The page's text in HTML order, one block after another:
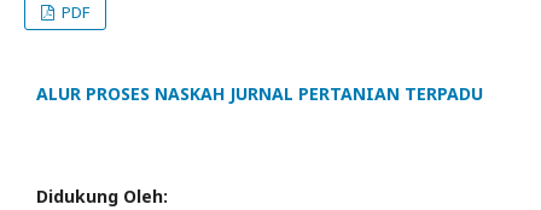
PDF
ALUR PROSES NASKAH JURNAL PERTANIAN TERPADU
Didukung Oleh: